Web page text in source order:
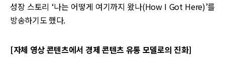
성장 스토리 ‘나는 어떻게 여기까지 왔나(How I Got Here)’를
방송하기도 했다.
[자체 영상 콘텐츠에서 경제 콘텐츠 유통 모델로의 진화]